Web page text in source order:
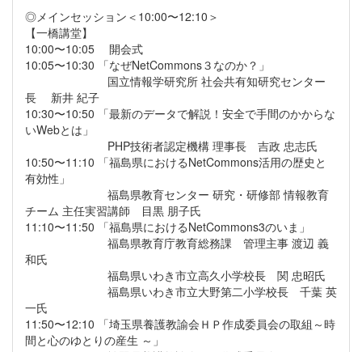
◎メインセッション＜10:00〜12:10＞
【一橋講堂】
10:00〜10:05 開会式
10:05〜10:30 「なぜNetCommons３なのか？」
国立情報学研究所 社会共有知研究センター
長 新井 紀子
10:30〜10:50 「最新のデータで解説！安全で手間のかからな
いWebとは」
PHP技術者認定機構 理事長 吉政 忠志氏
10:50〜11:10 「福島県におけるNetCommons活用の歴史と
有効性」
福島県教育センター 研究・研修部 情報教育
チーム 主任実習講師 目黒 朋子氏
11:10〜11:50 「福島県におけるNetCommons3のいま」
福島県教育庁教育総務課 管理主事 渡辺 義
和氏
福島県いわき市立高久小学校長 関 忠昭氏
福島県いわき市立大野第二小学校長 千葉 英
一氏
11:50〜12:10 「埼玉県養護教諭会ＨＰ作成委員会の取組～時
間と心のゆとりの産生 ～」